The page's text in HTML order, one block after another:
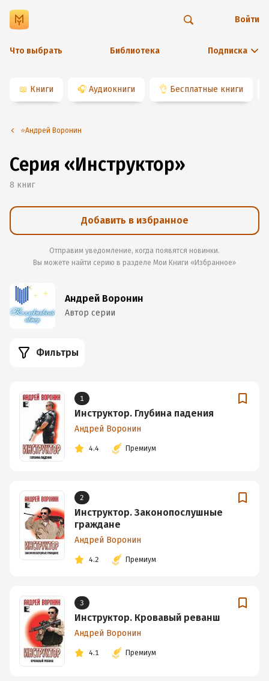
Что выбрать Библиотека Подписка
Войти
📖 Книги 🎧 Аудиокниги 👌 Бесплатные книги
⭐️Андрей Воронин
Серия «Инструктор»
8 книг
Добавить в избранное
Отправим уведомление, когда появятся новинки.
Вы можете найти серию в разделе Мои Книги «Избранное»
Андрей Воронин
Автор серии
Фильтры
1
Инструктор. Глубина падения
Андрей Воронин
4.4 Премиум
2
Инструктор. Законопослушные
граждане
Андрей Воронин
4.2 Премиум
3
Инструктор. Кровавый реванш
Андрей Воронин
4.1 Премиум